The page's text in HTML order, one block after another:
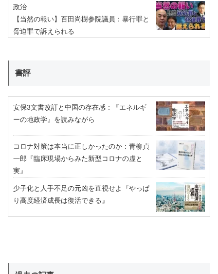
政治
【当然の報い】百田尚樹参院議員：暴行罪と
脅迫罪で訴えられる
書評
安保3文書改訂と中国の存在感：『エネルギ
ーの地政学』を読みながら
コロナ対策は本当に正しかったのか：青柳貞
一郎『臨床現場からみた新型コロナの虚と
実』
少子化と人手不足の元凶を直視せよ『やっぱ
り高度経済成長は復活できる』